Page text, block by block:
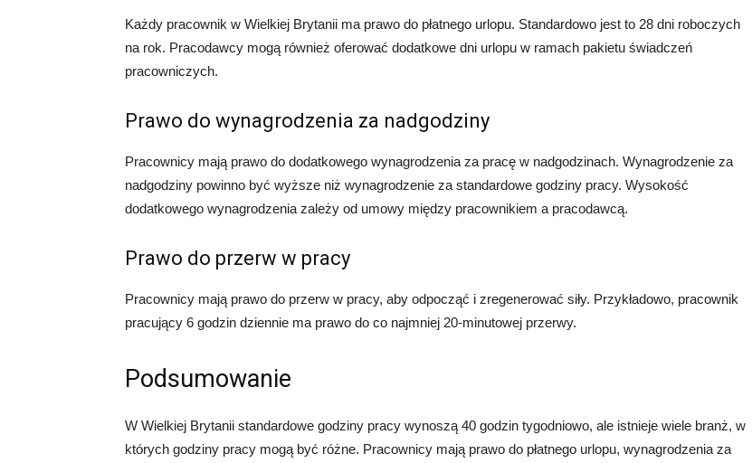
Każdy pracownik w Wielkiej Brytanii ma prawo do płatnego urlopu. Standardowo jest to 28 dni roboczych
na rok. Pracodawcy mogą również oferować dodatkowe dni urlopu w ramach pakietu świadczeń
pracowniczych.
Prawo do wynagrodzenia za nadgodziny
Pracownicy mają prawo do dodatkowego wynagrodzenia za pracę w nadgodzinach. Wynagrodzenie za
nadgodziny powinno być wyższe niż wynagrodzenie za standardowe godziny pracy. Wysokość
dodatkowego wynagrodzenia zależy od umowy między pracownikiem a pracodawcą.
Prawo do przerw w pracy
Pracownicy mają prawo do przerw w pracy, aby odpocząć i zregenerować siły. Przykładowo, pracownik
pracujący 6 godzin dziennie ma prawo do co najmniej 20-minutowej przerwy.
Podsumowanie
W Wielkiej Brytanii standardowe godziny pracy wynoszą 40 godzin tygodniowo, ale istnieje wiele branż, w
których godziny pracy mogą być różne. Pracownicy mają prawo do płatnego urlopu, wynagrodzenia za